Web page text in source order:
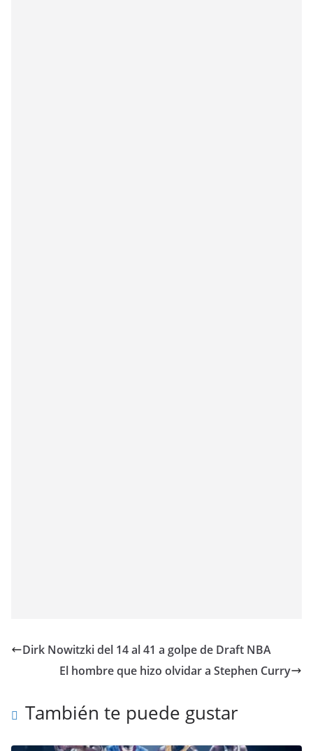
Dirk Nowitzki del 14 al 41 a golpe de Draft NBA
El hombre que hizo olvidar a Stephen Curry
También te puede gustar